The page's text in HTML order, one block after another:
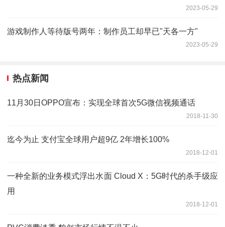
2023-05-29
游戏制作人等待版号两年：制作员工却早已"天各一方"
2023-05-29
热点新闻
11月30日OPPO宣布：实现全球首次5G微信视频通话
2018-11-30
迄今为止 支付宝全球用户超9亿 2年增长100%
2018-12-01
一种全新的业务模式浮出水面 Cloud X：5G时代的杀手级应
用
2018-12-01